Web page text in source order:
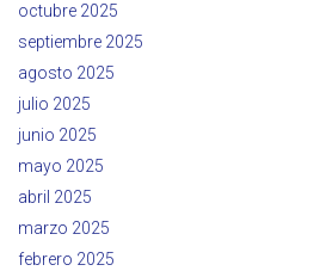
octubre 2025
septiembre 2025
agosto 2025
julio 2025
junio 2025
mayo 2025
abril 2025
marzo 2025
febrero 2025